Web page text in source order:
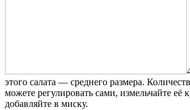
этого салата — среднего размера.
можете регулировать сами, измельчайте её
добавляйте в миску.